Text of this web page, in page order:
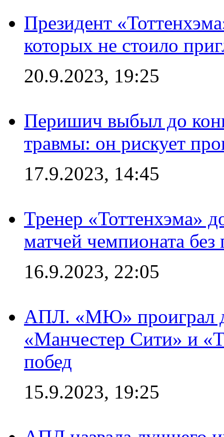
Президент
которых не стоило
20.9.2023, 19:25
Перишич выбыл до
травмы: он рискует
17.9.2023, 14:45
Тренер «Тоттенхэма»
матчей чемпионата
16.9.2023, 22:05
АПЛ. «МЮ» проиграл
«Манчестер Сити» и
побед
15.9.2023, 19:25